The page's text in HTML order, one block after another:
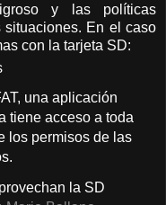
y las políticas
En el caso
con la tarjeta SD:
una aplicación
tiene acceso a toda
los permisos de las
la SD